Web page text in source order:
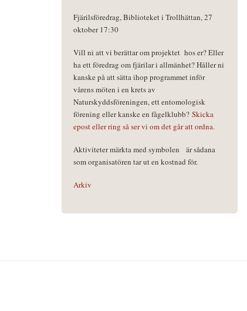
Fjärilsföredrag, Biblioteket i Trollhättan, 27
oktober 17:30
Vill ni att vi berättar om projektet hos er? Eller
ha ett föredrag om fjärilar i allmänhet? Håller ni
kanske på att sätta ihop programmet inför
vårens möten i en krets av
Naturskyddsföreningen, ett entomologisk
förening eller kanske en fågelklubb? Skicka
epost eller ring så ser vi om det går att ordna.
Aktiviteter märkta med symbolen
är sådana
som organisatören tar ut en kostnad för.
Arkiv